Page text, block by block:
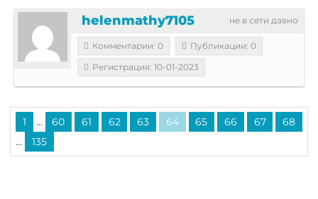
не в сети давно
helenmathy7105
Комментарии: 0
Публикации: 0
Регистрация: 10-01-2023
1 ... 60 61 62 63 64 65 66 67 68
... 135